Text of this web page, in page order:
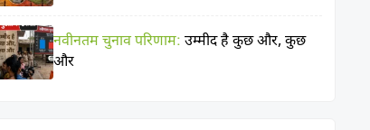
नवीनतम चुनाव परिणाम: उम्मीद है कुछ और, कुछ
और